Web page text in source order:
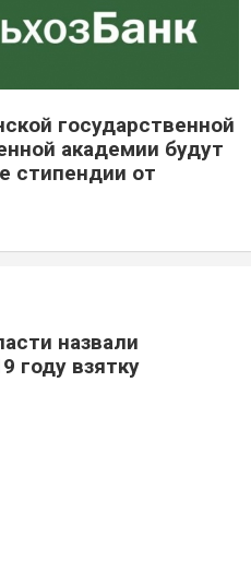
государственной
академии будут
стипендии от
назвали
году взятку